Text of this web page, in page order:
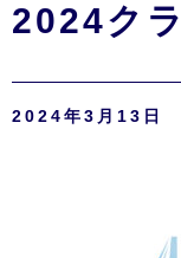
2024ク
2024年3月13日